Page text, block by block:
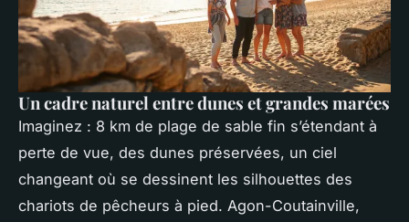
Un cadre naturel entre dunes et grandes marées
Imaginez : 8 km de plage de sable fin s’étendant à
perte de vue, des dunes préservées, un ciel
changeant où se dessinent les silhouettes des
chariots de pêcheurs à pied. Agon-Coutainville,